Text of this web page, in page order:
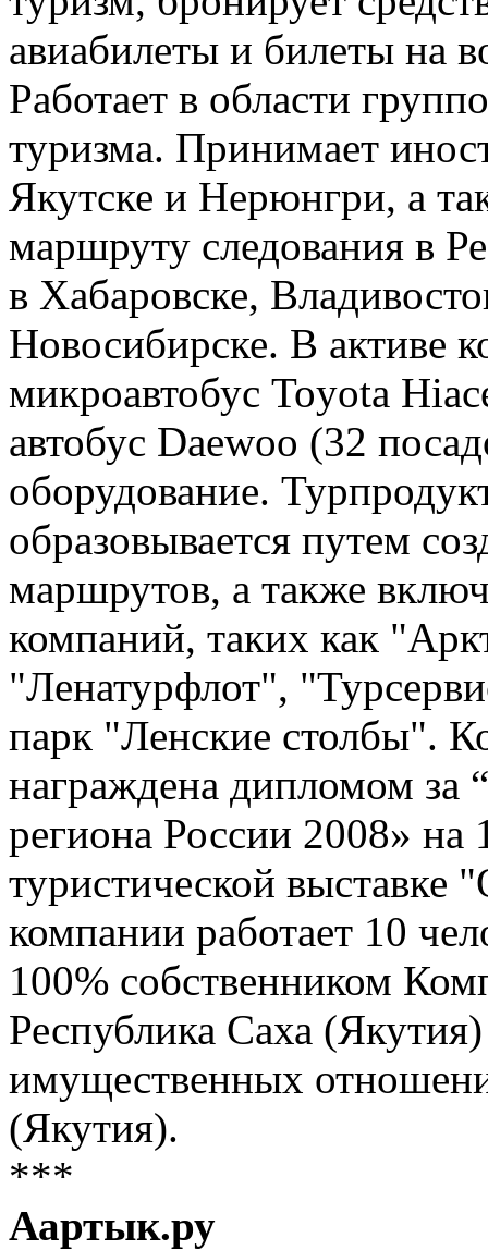
авиабилеты и билеты на
Работает в области
туризма. Принимает
Якутске и Нерюнгри, а
маршруту следования в
в Хабаровске,
Новосибирске. В активе
микроавтобус Toyota
автобус Daewoo (32
оборудование.
образовывается путем
маршрутов, а также
компаний, таких как
"Ленатурфлот",
парк "Ленские столбы".
награждена дипломом
региона России 2008»
туристической
компании работает 10
100% собственником
Республика Саха
имущественных
(Якутия).
***
Аартык.ру